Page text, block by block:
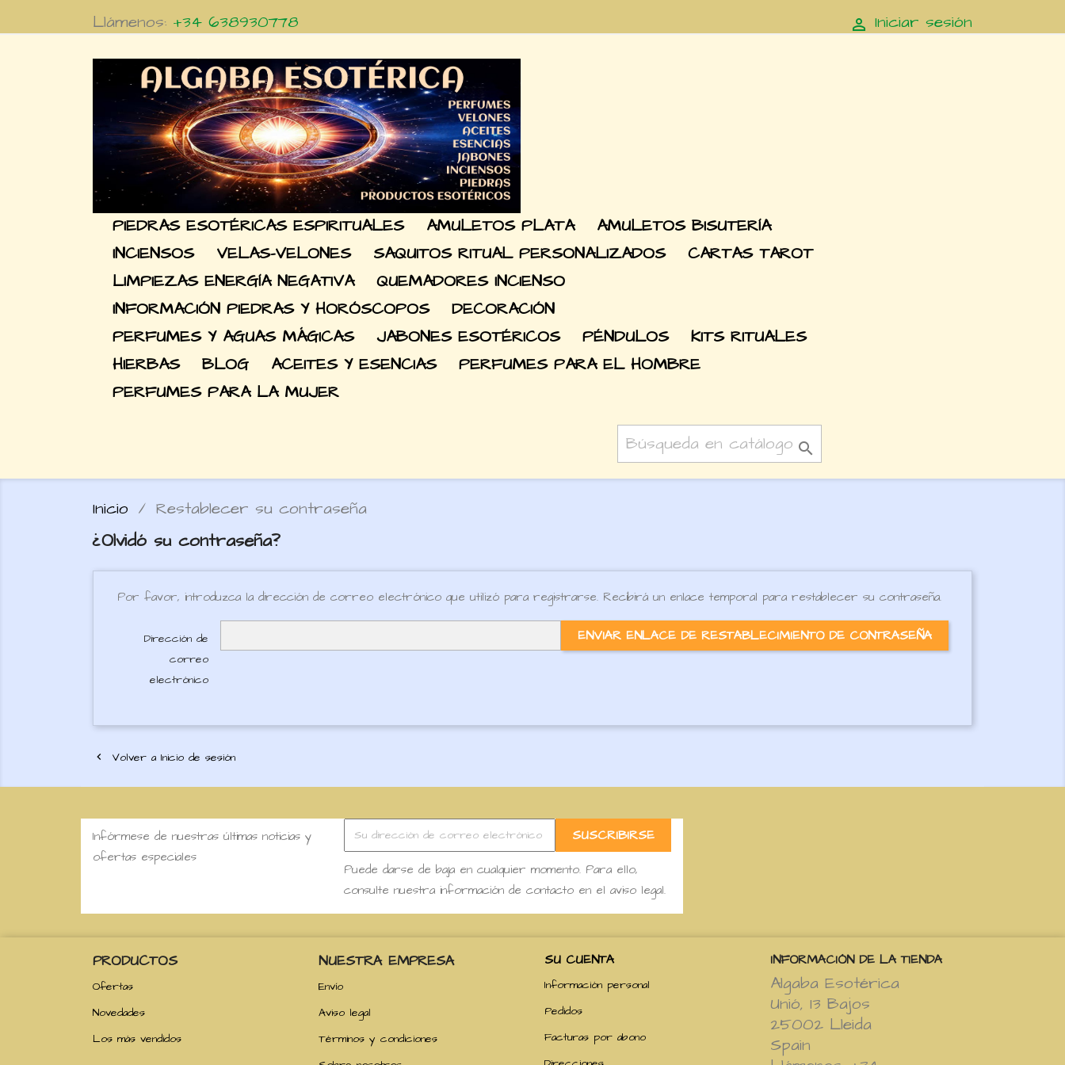
Llámenos: +34 638930778  Iniciar sesión
PIEDRAS ESOTÉRICAS ESPIRITUALES AMULETOS PLATA
AMULETOS BISUTERÍA
INCIENSOS
VELAS-VELONES SAQUITOS RITUAL PERSONALIZADOS
CARTAS TAROT
LIMPIEZAS ENERGÍA NEGATIVA
QUEMADORES INCIENSO
INFORMACIÓN PIEDRAS Y HORÓSCOPOS
DECORACIÓN
PERFUMES Y AGUAS MÁGICAS
JABONES ESOTÉRICOS PÉNDULOS
KITS RITUALES
HIERBAS
BLOG ACEITES Y ESENCIAS
PERFUMES PARA EL HOMBRE
PERFUMES PARA LA MUJER

Inicio Restablecer su contraseña
¿Olvidó su contraseña?
Por favor, introduzca la dirección de correo electrónico que utilizó para registrarse. Recibirá un enlace temporal para restablecer su contraseña.
Dirección de
correo
electrónico
ENVIAR ENLACE DE RESTABLECIMIENTO DE CONTRASEÑA
 Volver a Inicio de sesión
Infórmese de nuestras últimas noticias y
ofertas especiales
Puede darse de baja en cualquier momento. Para ello,
consulte nuestra información de contacto en el aviso legal.
PRODUCTOS
Ofertas
Novedades
Los más vendidos
NUESTRA EMPRESA
Envío
Aviso legal
Términos y condiciones
SU CUENTA
Información personal
Pedidos
Facturas por abono
INFORMACIÓN DE LA TIENDA
Algaba Esotérica
Unió, 13 Bajos
25002 Lleida
Spain